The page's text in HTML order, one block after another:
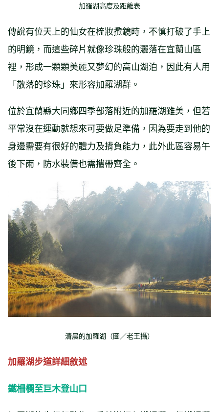
加羅湖高度及距離表
傳說有位天上的仙女在梳妝攬鏡時，不慎打破了手上
的明鏡，而這些碎片就像珍珠般的灑落在宜蘭山區
裡，形成一顆顆美麗又夢幻的高山湖泊，因此有人用
「散落的珍珠」來形容加羅湖群。
位於宜蘭縣大同鄉四季部落附近的加羅湖雖美，但若
平常沒在運動就想來可要做足準備，因為要走到他的
身邊需要有很好的體力及揹負能力，此外此區容易午
後下雨，防水裝備也需攜帶齊全。
清晨的加羅湖（圖／老王攝）
加羅湖步道詳細敘述
鐵柵欄至巨木登山口